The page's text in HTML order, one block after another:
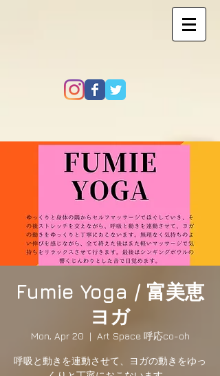
Fumie Yoga / 富美恵
ヨガ
Mon, Apr 20
  |
Art Space 呼応co-oh
呼吸と動きを連動させて、ヨガの動きをゆっ